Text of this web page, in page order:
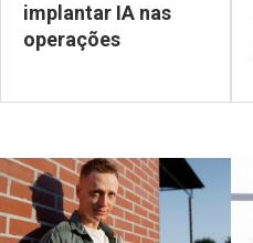
implantar IA nas
operações